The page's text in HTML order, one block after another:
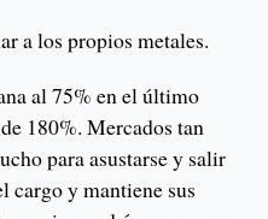
a los propios metales.
al 75% en el último
180%. Mercados tan
para asustarse y salir
cargo y mantiene sus